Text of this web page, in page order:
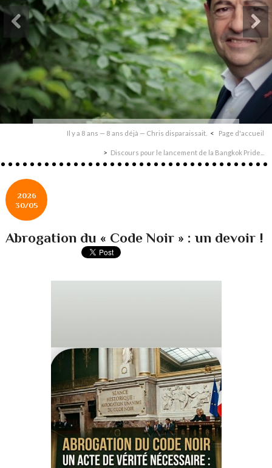
Il y a 8 ans — 8 ans déjà — Chris disparaissait. Page d'accueil
Discours pour le lancement de la Bangkok Pride...
2026
30/05
Abrogation du « Code Noir » : un devoir !